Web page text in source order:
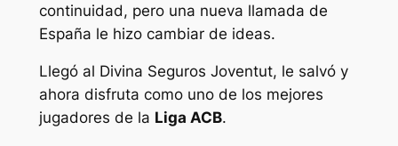
continuidad, pero una nueva llamada de
España le hizo cambiar de ideas.
Llegó al Divina Seguros Joventut, le salvó y
ahora disfruta como uno de los mejores
jugadores de la Liga ACB.